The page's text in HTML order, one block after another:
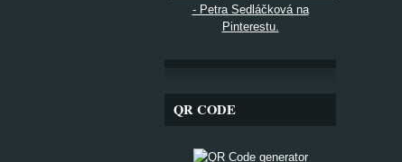
- Petra Sedláčková na
Pinterestu.
QR CODE